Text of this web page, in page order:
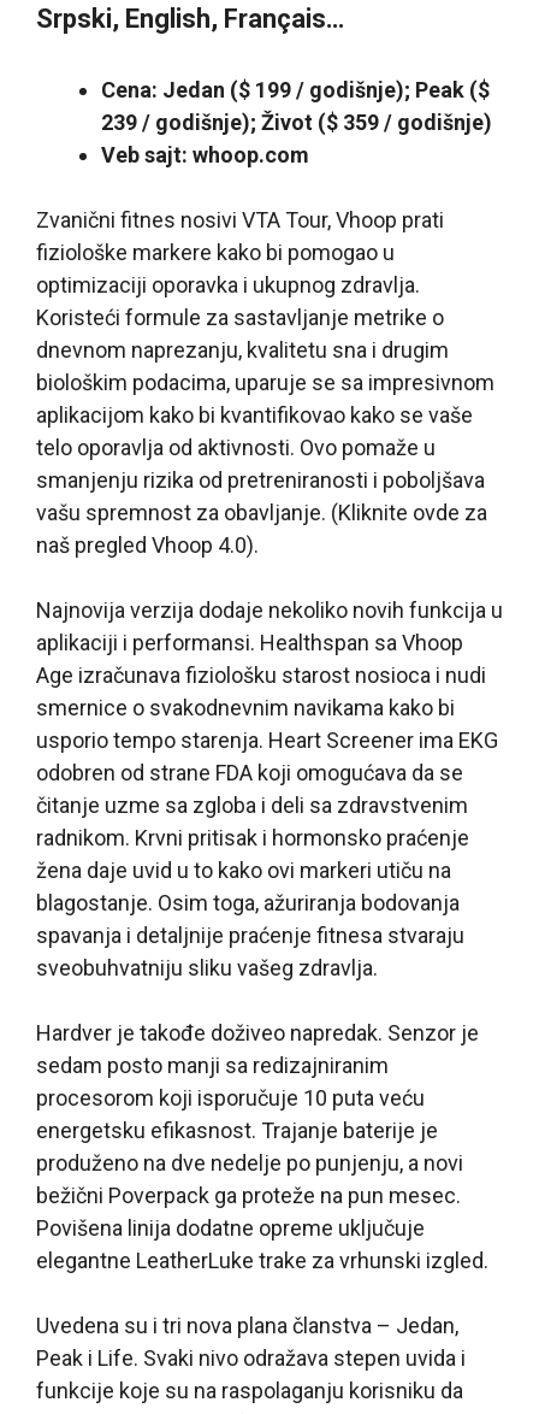
Srpski, English, Français…
Cena: Jedan ($ 199 / godišnje); Peak ($
239 / godišnje); Život ($ 359 / godišnje)
Veb sajt: whoop.com
Zvanični fitnes nosivi VTA Tour, Vhoop prati
fiziološke markere kako bi pomogao u
optimizaciji oporavka i ukupnog zdravlja.
Koristeći formule za sastavljanje metrike o
dnevnom naprezanju, kvalitetu sna i drugim
biološkim podacima, uparuje se sa impresivnom
aplikacijom kako bi kvantifikovao kako se vaše
telo oporavlja od aktivnosti. Ovo pomaže u
smanjenju rizika od pretreniranosti i poboljšava
vašu spremnost za obavljanje. (Kliknite ovde za
naš pregled Vhoop 4.0).
Najnovija verzija dodaje nekoliko novih funkcija u
aplikaciji i performansi. Healthspan sa Vhoop
Age izračunava fiziološku starost nosioca i nudi
smernice o svakodnevnim navikama kako bi
usporio tempo starenja. Heart Screener ima EKG
odobren od strane FDA koji omogućava da se
čitanje uzme sa zgloba i deli sa zdravstvenim
radnikom. Krvni pritisak i hormonsko praćenje
žena daje uvid u to kako ovi markeri utiču na
blagostanje. Osim toga, ažuriranja bodovanja
spavanja i detaljnije praćenje fitnesa stvaraju
sveobuhvatniju sliku vašeg zdravlja.
Hardver je takođe doživeo napredak. Senzor je
sedam posto manji sa redizajniranim
procesorom koji isporučuje 10 puta veću
energetsku efikasnost. Trajanje baterije je
produženo na dve nedelje po punjenju, a novi
bežični Poverpack ga proteže na pun mesec.
Povišena linija dodatne opreme uključuje
elegantne LeatherLuke trake za vrhunski izgled.
Uvedena su i tri nova plana članstva – Jedan,
Peak i Life. Svaki nivo odražava stepen uvida i
funkcije koje su na raspolaganju korisniku da